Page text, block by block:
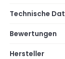
Technische
Bewertungen
Hersteller